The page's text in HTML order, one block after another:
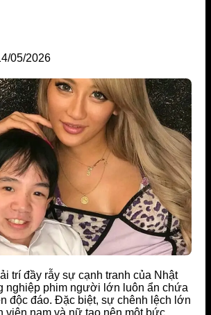
05/2026
trí đầy rẫy sự cạnh tranh của Nhật
nghiệp phim người lớn luôn ẩn chứa
độc đáo. Đặc biệt, sự chênh lệch lớn
viên nam và nữ tạo nên một bức